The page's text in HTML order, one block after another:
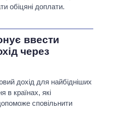
обіцяні доплати.
ввести
через
дохід для найбідніших
в країнах, які
сповільнити